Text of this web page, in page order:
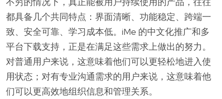
都具备几个共同特点：界面清晰、功能稳定、跨端一
致、安全可靠、学习成本低。iMe 的中文化推广和多
平台下载支持，正是在满足这些需求上做出的努力。
对普通用户来说，这意味着他们可以更轻松地进入使
用状态；对有专业沟通需求的用户来说，这意味着他
们可以更高效地组织信息和管理关系。